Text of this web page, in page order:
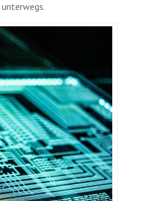
unterwegs.